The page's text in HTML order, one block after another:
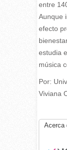
entre
Aunque
efecto
estudia
música
Por:
Viviana
Acerca